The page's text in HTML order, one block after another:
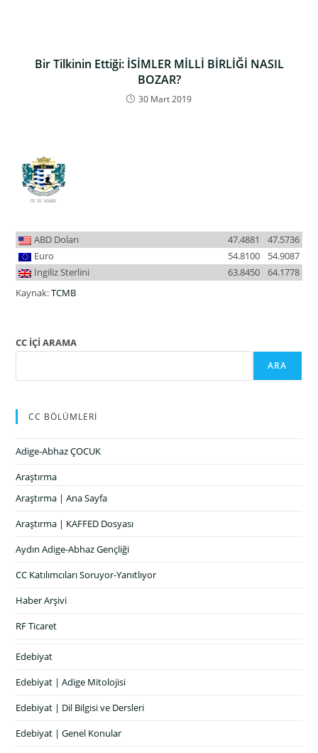
Bir Tilkinin Ettiği: İSİMLER MİLLİ BİRLİĞİ NASIL
BOZAR?
30 Mart 2019
ABD Doları 47.5736
47.4881
Euro
54.9087
54.8100
İngiliz Sterlini
64.1778
63.8450
Kaynak:TCMB
CC İÇİ ARAMA
ARA
CC BÖLÜMLERİ
Adige-Abhaz ÇOCUK
Araştırma
Araştırma | Ana Sayfa
Araştırma | KAFFED Dosyası
Aydın Adige-Abhaz Gençliği
CC Katılımcıları Soruyor-Yanıtlıyor
Haber Arşivi
RF Ticaret
Edebiyat
Edebiyat | Adige Mitolojisi
Edebiyat | Dil Bilgisi ve Dersleri
Edebiyat | Genel Konular